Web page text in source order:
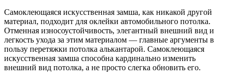
Самоклеющаяся искусственная замша, как никакой другой
материал, подходит для оклейки автомобильного потолка.
Отменная износоустойчивость, элегантный внешний вид и
легкость ухода за этим материалом — главные аргументы в
пользу перетяжки потолка алькантарой. Самоклеющаяся
искусственная замша способна кардинально изменить
внешний вид потолка, а не просто слегка обновить его.